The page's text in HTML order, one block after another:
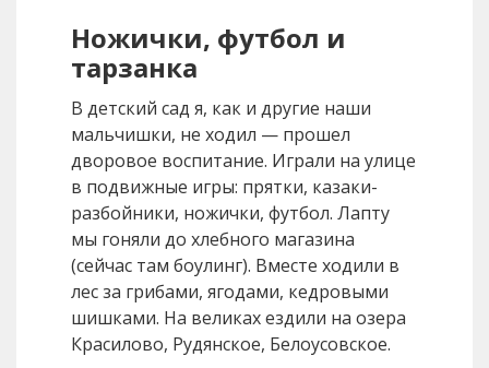
Ножички, футбол и
тарзанка
В детский сад я, как и другие наши
мальчишки, не ходил — прошел
дворовое воспитание. Играли на улице
в подвижные игры: прятки, казаки-
разбойники, ножички, футбол. Лапту
мы гоняли до хлебного магазина
(сейчас там боулинг). Вместе ходили в
лес за грибами, ягодами, кедровыми
шишками. На великах ездили на озера
Красилово, Рудянское, Белоусовское.